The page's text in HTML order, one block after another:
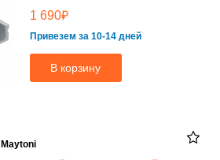
1 690₽
Привезем за 10-14 дней
В корзину
Maytoni